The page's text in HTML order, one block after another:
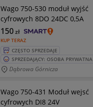
Wago 750-530 moduł wyjść
cyfrowych 8DO 24DC 0,5A
KUP TERAZ
150zł
CZĘSTO SPRZEDAJE
SPRZEDAJĄCY: OSOBA PRYWATNA
Dąbrowa Górnicza
Wago 750-431 Moduł wejsć
cyfrowych DI8 24V